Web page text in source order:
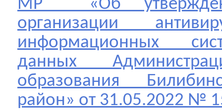
МР «Об
организации
информационных
данных
образования
район» от 31.05.2022 №